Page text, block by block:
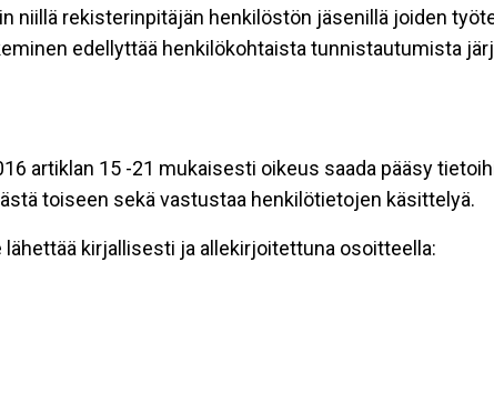
niillä rekisterinpitäjän henkilöstön jäsenillä joiden
edellyttää henkilökohtaista tunnistautumista
artiklan 15 -21 mukaisesti oikeus saada pääsy
toiseen sekä vastustaa henkilötietojen käsittelyä.
kirjallisesti ja allekirjoitettuna osoitteella: